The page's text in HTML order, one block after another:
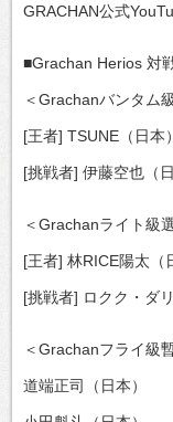
GRACHAN公式
■Grachan Herios 対
＜Grachanバンタム
[王者] TSUNE（日本）
[挑戦者] 伊藤空也（日
＜Grachanライト級
[王者] 林RICE陽太（
[挑戦者] ロクク・ダ
＜Grachanフライ級
道端正司（日本）